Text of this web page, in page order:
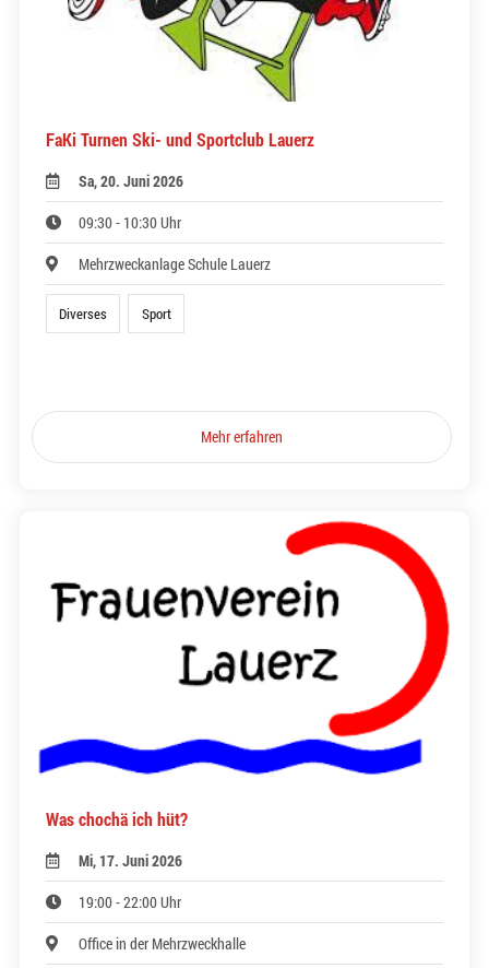
FaKi Turnen Ski- und Sportclub Lauerz
Sa, 20. Juni 2026
09:30 - 10:30 Uhr
Mehrzweckanlage Schule Lauerz
Diverses Sport
Mehr erfahren
Was chochä ich hüt?
Mi, 17. Juni 2026
19:00 - 22:00 Uhr
Office in der Mehrzweckhalle